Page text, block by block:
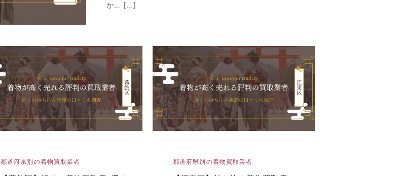
か… […]
都道府県別の着物買取業者 都道府県別の着物買取業者